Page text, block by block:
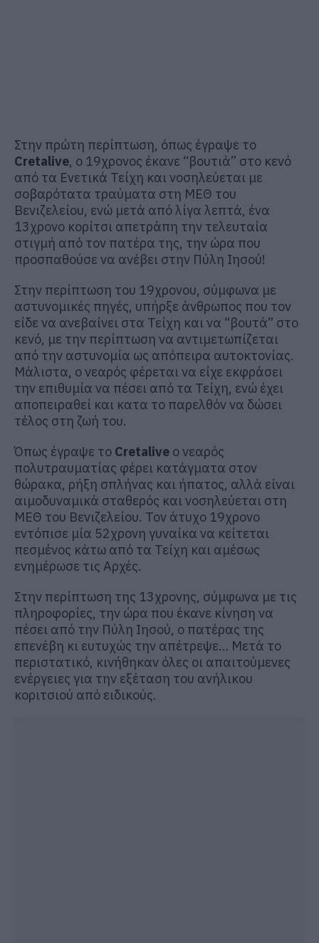
Στην πρώτη περίπτωση, όπως έγραψε το
Cretalive, ο 19χρονος έκανε “βουτιά” στο κενό
από τα Ενετικά Τείχη και νοσηλεύεται με
σοβαρότατα τραύματα στη ΜΕΘ του
Βενιζελείου, ενώ μετά από λίγα λεπτά, ένα
13χρονο κορίτσι απετράπη την τελευταία
στιγμή από τον πατέρα της, την ώρα που
προσπαθούσε να ανέβει στην Πύλη Ιησού!
Στην περίπτωση του 19χρονου, σύμφωνα με
αστυνομικές πηγές, υπήρξε άνθρωπος που τον
είδε να ανεβαίνει στα Τείχη και να “βουτά” στο
κενό, με την περίπτωση να αντιμετωπίζεται
από την αστυνομία ως απόπειρα αυτοκτονίας.
Μάλιστα, ο νεαρός φέρεται να είχε εκφράσει
την επιθυμία να πέσει από τα Τείχη, ενώ έχει
αποπειραθεί και κατα το παρελθόν να δώσει
τέλος στη ζωή του.
Όπως έγραψε το Cretalive ο νεαρός
πολυτραυματίας φέρει κατάγματα στον
θώρακα, ρήξη σπλήνας και ήπατος, αλλά είναι
αιμοδυναμικά σταθερός και νοσηλεύεται στη
ΜΕΘ του Βενιζελείου. Τον άτυχο 19χρονο
εντόπισε μία 52χρονη γυναίκα να κείτεται
πεσμένος κάτω από τα Τείχη και αμέσως
ενημέρωσε τις Αρχές.
Στην περίπτωση της 13χρονης, σύμφωνα με τις
πληροφορίες, την ώρα που έκανε κίνηση να
πέσει από την Πύλη Ιησού, ο πατέρας της
επενέβη κι ευτυχώς την απέτρεψε… Μετά το
περιστατικό, κινήθηκαν όλες οι απαιτούμενες
ενέργειες για την εξέταση του ανήλικου
κοριτσιού από ειδικούς.